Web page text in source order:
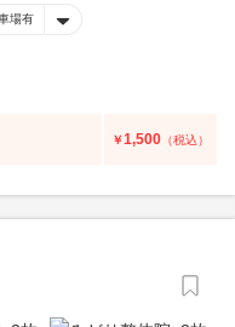
場有
￥1,500 （税込）